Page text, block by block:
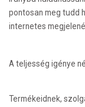
pontosan meg tudd
internetes
A teljesség igénye
Termékeidnek,